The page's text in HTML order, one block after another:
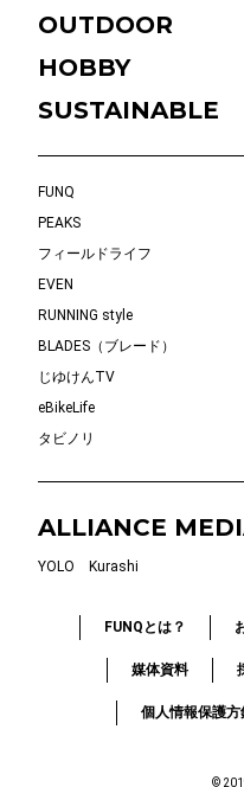
OUTDOOR
HOBBY
SUSTAINABLE
FUNQ
PEAKS
フィールドライフ
EVEN
RUNNING style
BLADES（ブレード）
じゆけんTV
eBikeLife
タビノリ
ALLIANCE
YOLO Kurashi
FUNQとは？
媒体資料
個人情報保護方
©